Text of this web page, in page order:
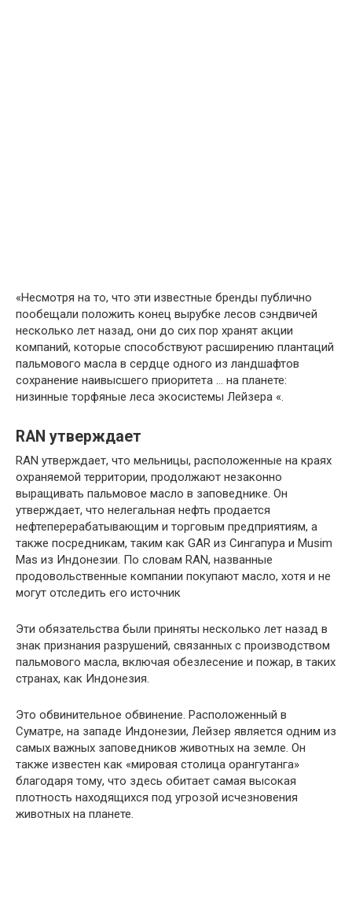
«Несмотря на то, что эти известные бренды публично
пообещали положить конец вырубке лесов сэндвичей
несколько лет назад, они до сих пор хранят акции
компаний, которые способствуют расширению плантаций
пальмового масла в сердце одного из ландшафтов
сохранение наивысшего приоритета … на планете:
низинные торфяные леса экосистемы Лейзера «.
RAN утверждает
RAN утверждает, что мельницы, расположенные на краях
охраняемой территории, продолжают незаконно
выращивать пальмовое масло в заповеднике. Он
утверждает, что нелегальная нефть продается
нефтеперерабатывающим и торговым предприятиям, а
также посредникам, таким как GAR из Сингапура и Musim
Mas из Индонезии. По словам RAN, названные
продовольственные компании покупают масло, хотя и не
могут отследить его источник
Эти обязательства были приняты несколько лет назад в
знак признания разрушений, связанных с производством
пальмового масла, включая обезлесение и пожар, в таких
странах, как Индонезия.
Это обвинительное обвинение. Расположенный в
Суматре, на западе Индонезии, Лейзер является одним из
самых важных заповедников животных на земле. Он
также известен как «мировая столица орангутанга»
благодаря тому, что здесь обитает самая высокая
плотность находящихся под угрозой исчезновения
животных на планете.